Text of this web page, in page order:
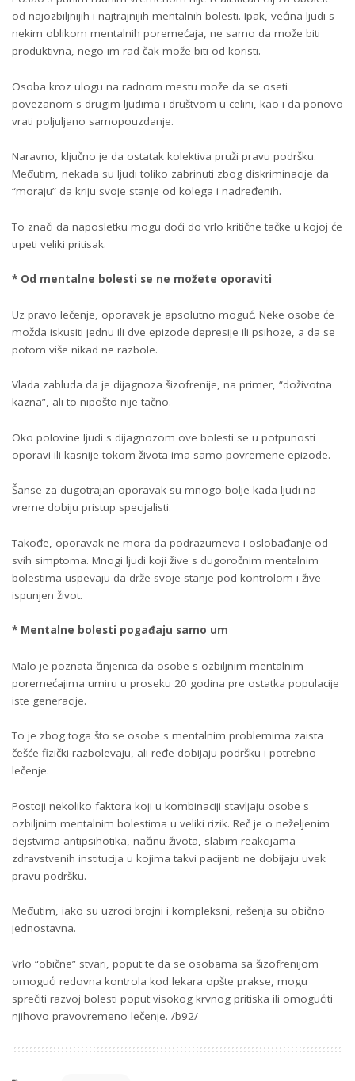
od najozbiljnijih i najtrajnijih mentalnih bolesti. Ipak, većina ljudi s
nekim oblikom mentalnih poremećaja, ne samo da može biti
produktivna, nego im rad čak može biti od koristi.
Osoba kroz ulogu na radnom mestu može da se oseti
povezanom s drugim ljudima i društvom u celini, kao i da ponovo
vrati poljuljano samopouzdanje.
Naravno, ključno je da ostatak kolektiva pruži pravu podršku.
Međutim, nekada su ljudi toliko zabrinuti zbog diskriminacije da
“moraju” da kriju svoje stanje od kolega i nadređenih.
To znači da naposletku mogu doći do vrlo kritične tačke u kojoj će
trpeti veliki pritisak.
* Od mentalne bolesti se ne možete oporaviti
Uz pravo lečenje, oporavak je apsolutno moguć. Neke osobe će
možda iskusiti jednu ili dve epizode depresije ili psihoze, a da se
potom više nikad ne razbole.
Vlada zabluda da je dijagnoza šizofrenije, na primer, “doživotna
kazna”, ali to nipošto nije tačno.
Oko polovine ljudi s dijagnozom ove bolesti se u potpunosti
oporavi ili kasnije tokom života ima samo povremene epizode.
Šanse za dugotrajan oporavak su mnogo bolje kada ljudi na
vreme dobiju pristup specijalisti.
Takođe, oporavak ne mora da podrazumeva i oslobađanje od
svih simptoma. Mnogi ljudi koji žive s dugoročnim mentalnim
bolestima uspevaju da drže svoje stanje pod kontrolom i žive
ispunjen život.
* Mentalne bolesti pogađaju samo um
Malo je poznata činjenica da osobe s ozbiljnim mentalnim
poremećajima umiru u proseku 20 godina pre ostatka populacije
iste generacije.
To je zbog toga što se osobe s mentalnim problemima zaista
češće fizički razbolevaju, ali ređe dobijaju podršku i potrebno
lečenje.
Postoji nekoliko faktora koji u kombinaciji stavljaju osobe s
ozbiljnim mentalnim bolestima u veliki rizik. Reč je o neželjenim
dejstvima antipsihotika, načinu života, slabim reakcijama
zdravstvenih institucija u kojima takvi pacijenti ne dobijaju uvek
pravu podršku.
Međutim, iako su uzroci brojni i kompleksni, rešenja su obično
jednostavna.
Vrlo “obične” stvari, poput te da se osobama sa šizofrenijom
omogući redovna kontrola kod lekara opšte prakse, mogu
sprečiti razvoj bolesti poput visokog krvnog pritiska ili omogućiti
njihovo pravovremeno lečenje. /b92/